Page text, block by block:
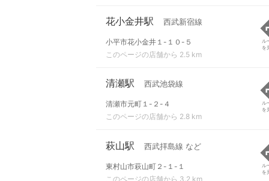
花小金井駅 西武新宿線
小平市花小金井１-１０-５
このページの店舗から 2.5 km
ル
を
清瀬駅 西武池袋線
清瀬市元町１-２-４
このページの店舗から 2.8 km
ル
を
萩山駅 西武拝島線 など
東村山市萩山町２-１-１
このページの店舗から 3.2 km
ル
を